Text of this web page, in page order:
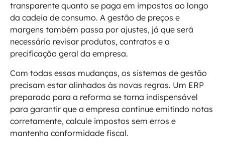
transparente quanto se paga em impostos ao longo
da cadeia de consumo. A gestão de preços e
margens também passa por ajustes, já que será
necessário revisar produtos, contratos e a
precificação geral da empresa.
Com todas essas mudanças, os sistemas de gestão
precisam estar alinhados às novas regras. Um ERP
preparado para a reforma se torna indispensável
para garantir que a empresa continue emitindo notas
corretamente, calcule impostos sem erros e
mantenha conformidade fiscal.